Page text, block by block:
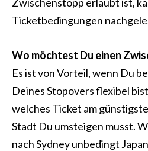
Ticketbedingungen
Wo möchtest Du einen
Es ist von Vorteil, wenn Du
Deines Stopovers flexibel
welches Ticket am
Stadt Du umsteigen musst.
nach Sydney unbedingt